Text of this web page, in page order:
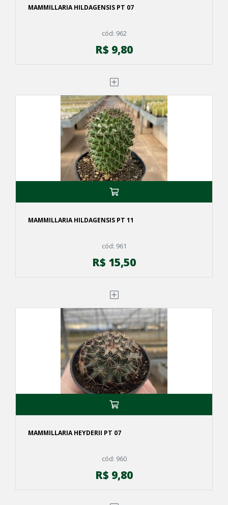
MAMMILLARIA HILDAGENSIS PT 07
cód: 962
R$ 9,80
MAMMILLARIA HILDAGENSIS PT 11
cód: 961
R$ 15,50
MAMMILLARIA HEYDERII PT 07
cód: 960
R$ 9,80